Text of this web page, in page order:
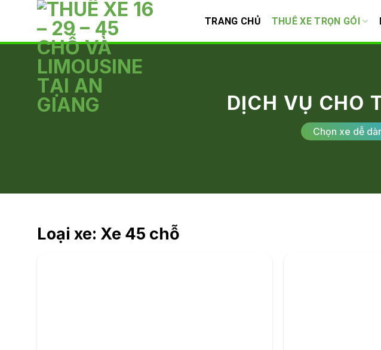
TRANG CHỦ THUÊ XE TRỌN GÓI
DỊCH VỤ CHO
Chọn xe dễ
Loại xe: Xe 45 chỗ